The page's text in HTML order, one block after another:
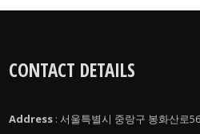
CONTACT DETAILS
Address : 서울특별시 중랑구 봉화산로